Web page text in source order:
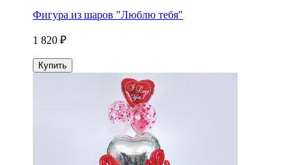
Фигура из шаров "Люблю тебя"
1 820 ₽
Купить